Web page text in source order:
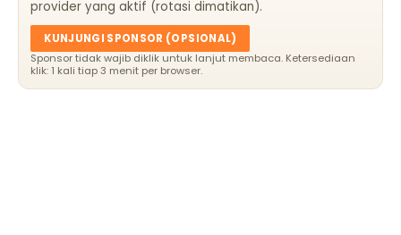
provider yang aktif (rotasi dimatikan).
KUNJUNGI SPONSOR (OPSIONAL)
Sponsor tidak wajib diklik untuk lanjut membaca. Ketersediaan
klik: 1 kali tiap 3 menit per browser.